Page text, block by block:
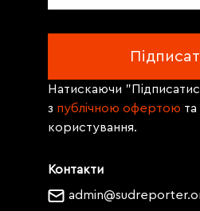
Контакти
Натискаючи
з публічною офертою
користування.